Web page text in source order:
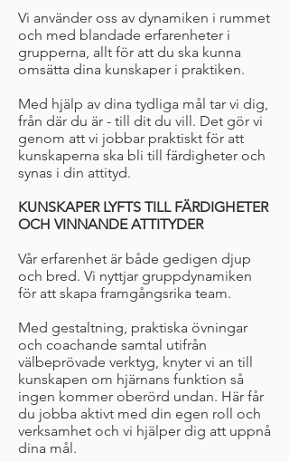
Vi använder oss av dynamiken i rummet
och med blandade erfarenheter i
grupperna, allt för att du ska kunna
omsätta dina kunskaper i praktiken.
Med hjälp av dina tydliga mål tar vi dig,
från där du är - till dit du vill. Det gör vi
genom att vi jobbar praktiskt för att
kunskaperna ska bli till färdigheter och
synas i din attityd.
KUNSKAPER LYFTS TILL FÄRDIGHETER
OCH VINNANDE ATTITYDER
Vår erfarenhet är både gedigen djup
och bred. Vi nyttjar gruppdynamiken
för att skapa framgångsrika team.
Med gestaltning, praktiska övningar
och coachande samtal utifrån
välbeprövade verktyg, knyter vi an till
kunskapen om hjärnans funktion så
ingen kommer oberörd undan. Här får
du jobba aktivt med din egen roll och
verksamhet och vi hjälper dig att uppnå
dina mål.